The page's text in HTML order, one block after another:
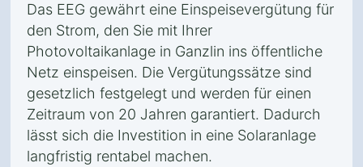
Das EEG gewährt eine Einspeisevergütung für
den Strom, den Sie mit Ihrer
Photovoltaikanlage in Ganzlin ins öffentliche
Netz einspeisen. Die Vergütungssätze sind
gesetzlich festgelegt und werden für einen
Zeitraum von 20 Jahren garantiert. Dadurch
lässt sich die Investition in eine Solaranlage
langfristig rentabel machen.